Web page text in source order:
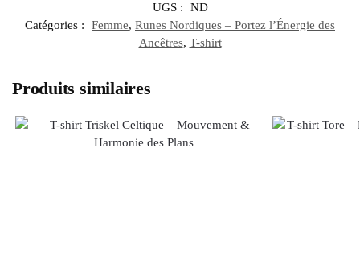
UGS :
ND
Catégories :
Femme, Runes Nordiques – Portez l’Énergie des
Ancêtres, T-shirt
Produits similaires